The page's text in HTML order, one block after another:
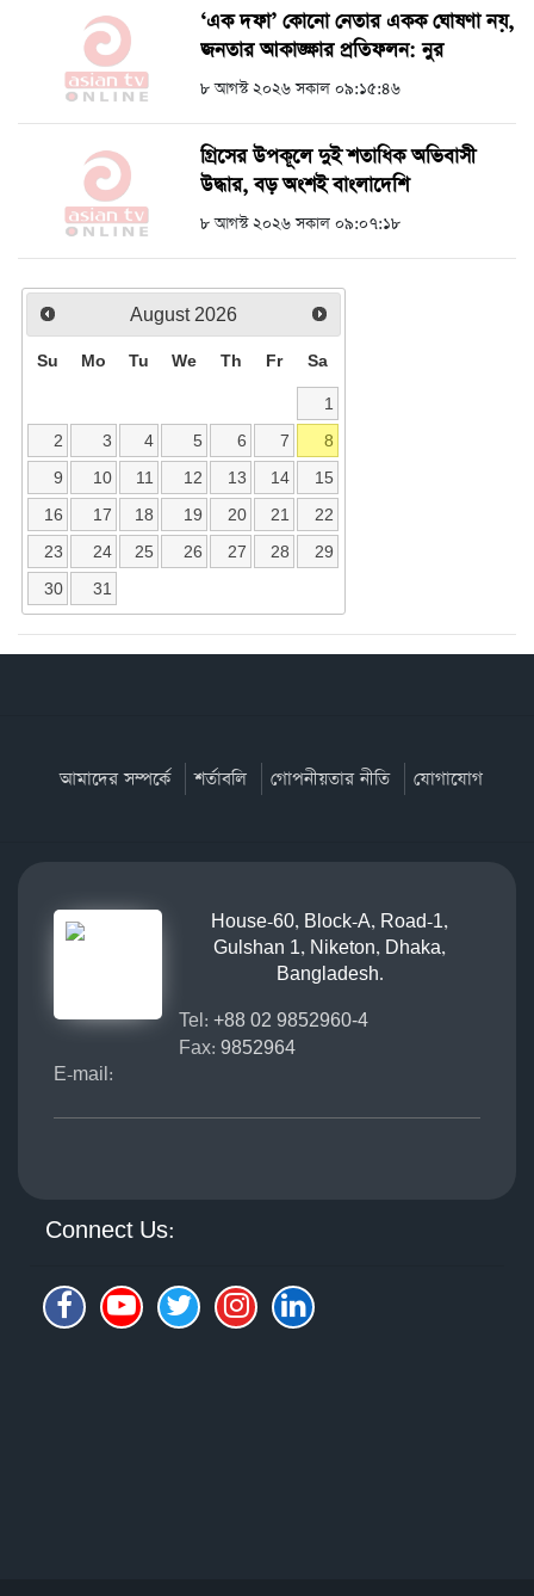
‘এক দফা’ কোনো নেতার একক ঘোষণা নয়,
জনতার আকাঙ্ক্ষার প্রতিফলন: নুর
৮ আগস্ট ২০২৬ সকাল ০৯:১৫:৪৬
গ্রিসের উপকূলে দুই শতাধিক অভিবাসী
উদ্ধার, বড় অংশই বাংলাদেশি
৮ আগস্ট ২০২৬ সকাল ০৯:০৭:১৮
August 2026
Su Mo Tu We Th Fr Sa
1
2
3 4 5 6 7
8
9
10 11 12 13 14
15
16
17 18 19 20 21
22
23
24 25 26 27 28
29
30
31
আমাদের সম্পর্কে শর্তাবলি গোপনীয়তার নীতি যোগাযোগ
House-60, Block-A, Road-1,
Gulshan 1, Niketon, Dhaka,
Bangladesh.
Tel: +88 02 9852960-4
Fax: 9852964
E-mail:
Connect Us: